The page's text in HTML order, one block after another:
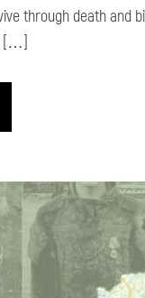
through death and
[…]